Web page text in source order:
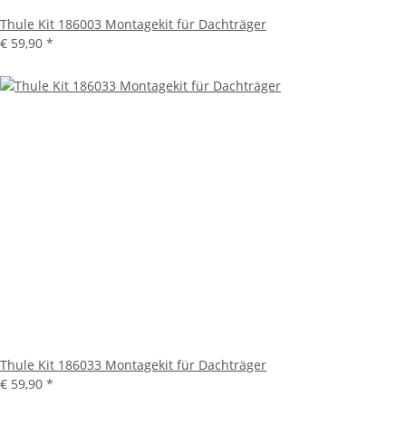
Thule Kit 186003 Montagekit für Dachträger
€ 59,90 *
Thule Kit 186033 Montagekit für Dachträger
€ 59,90 *